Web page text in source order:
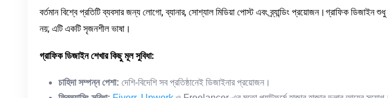
বর্তমান বিশ্বে প্রতিটি ব্যবসার জন্য লোগো, ব্যানার, সোশ্যাল মিডিয়া পোস্ট এবং ব্র্যান্ডিং প্রয়োজন।গ্রাফিক ডিজাইন
নয়; এটি একটি সৃজনশীল ভাষা।
গ্রাফিক ডিজাইন শেখার কিছু মূল সুবিধা:
চাহিদা সম্পন্ন পেশা: দেশি-বিদেশি সব প্রতিষ্ঠানেই ডিজাইনার প্রয়োজন।